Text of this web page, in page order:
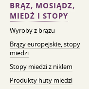
BRĄZ, MOSIĄDZ,
MIEDŹ I STOPY
Wyroby z brązu
Brązy europejskie, stopy
miedzi
Stopy miedzi z niklem
Produkty huty miedzi